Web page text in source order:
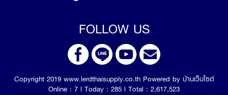
FOLLOW US
Copyright 2019 www.lerdthaisupply.co.th Powered by บ้านเว็บไซต์
Online : 7 l Today : 285 l Total : 2,617,523